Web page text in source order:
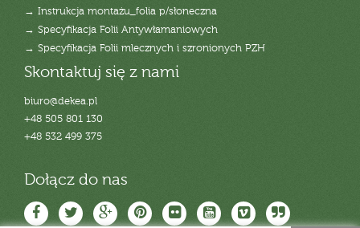
→ Instrukcja montażu_folia p/słoneczna
→ Specyfikacja Folii Antywłamaniowych
→ Specyfikacja Folii mlecznych i szronionych PZH
Skontaktuj się z nami
biuro@dekea.pl
+48 505 801 130
+48 532 499 375
Dołącz do nas